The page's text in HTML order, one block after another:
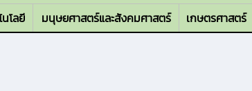
โลยี มนุษยศาสตร์และสังคมศาสตร์ เกษตรศาสตร์